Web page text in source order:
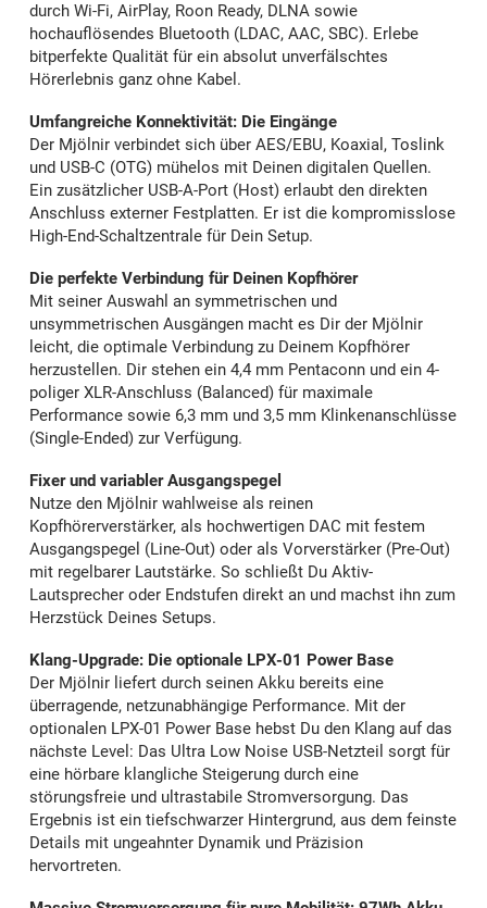
durch Wi-Fi, AirPlay, Roon Ready, DLNA sowie
hochauflösendes Bluetooth (LDAC, AAC, SBC). Erlebe
bitperfekte Qualität für ein absolut unverfälschtes
Hörerlebnis ganz ohne Kabel.
Umfangreiche Konnektivität: Die Eingänge
Der Mjölnir verbindet sich über AES/EBU, Koaxial, Toslink
und USB-C (OTG) mühelos mit Deinen digitalen Quellen.
Ein zusätzlicher USB-A-Port (Host) erlaubt den direkten
Anschluss externer Festplatten. Er ist die kompromisslose
High-End-Schaltzentrale für Dein Setup.
Die perfekte Verbindung für Deinen Kopfhörer
Mit seiner Auswahl an symmetrischen und
unsymmetrischen Ausgängen macht es Dir der Mjölnir
leicht, die optimale Verbindung zu Deinem Kopfhörer
herzustellen. Dir stehen ein 4,4 mm Pentaconn und ein 4-
poliger XLR-Anschluss (Balanced) für maximale
Performance sowie 6,3 mm und 3,5 mm Klinkenanschlüsse
(Single-Ended) zur Verfügung.
Fixer und variabler Ausgangspegel
Nutze den Mjölnir wahlweise als reinen
Kopfhörerverstärker, als hochwertigen DAC mit festem
Ausgangspegel (Line-Out) oder als Vorverstärker (Pre-Out)
mit regelbarer Lautstärke. So schließt Du Aktiv-
Lautsprecher oder Endstufen direkt an und machst ihn zum
Herzstück Deines Setups.
Klang-Upgrade: Die optionale LPX-01 Power Base
Der Mjölnir liefert durch seinen Akku bereits eine
überragende, netzunabhängige Performance. Mit der
optionalen LPX-01 Power Base hebst Du den Klang auf das
nächste Level: Das Ultra Low Noise USB-Netzteil sorgt für
eine hörbare klangliche Steigerung durch eine
störungsfreie und ultrastabile Stromversorgung. Das
Ergebnis ist ein tiefschwarzer Hintergrund, aus dem feinste
Details mit ungeahnter Dynamik und Präzision
hervortreten.